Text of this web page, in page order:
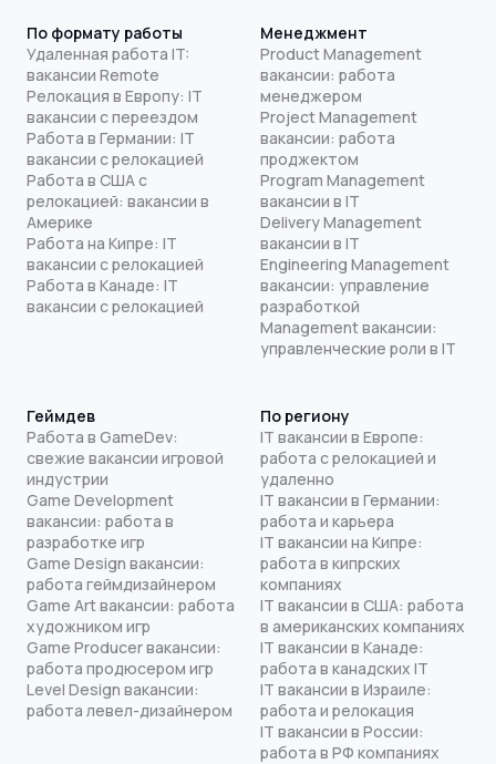
По формату работы
Удаленная работа IT:
вакансии Remote
Релокация в Европу: IT
вакансии с переездом
Работа в Германии: IT
вакансии с релокацией
Работа в США с
релокацией: вакансии в
Америке
Работа на Кипре: IT
вакансии с релокацией
Работа в Канаде: IT
вакансии с релокацией
Менеджмент
Product Management
вакансии: работа
менеджером
Project Management
вакансии: работа
проджектом
Program Management
вакансии в IT
Delivery Management
вакансии в IT
Engineering Management
вакансии: управление
разработкой
Management вакансии:
управленческие роли в IT
Геймдев
Работа в GameDev:
свежие вакансии игровой
индустрии
Game Development
вакансии: работа в
разработке игр
Game Design вакансии:
работа геймдизайнером
Game Art вакансии: работа
художником игр
Game Producer вакансии:
работа продюсером игр
Level Design вакансии:
работа левел-дизайнером
По региону
IT вакансии в Европе:
работа с релокацией и
удаленно
IT вакансии в Германии:
работа и карьера
IT вакансии на Кипре:
работа в кипрских
компаниях
IT вакансии в США: работа
в американских компаниях
IT вакансии в Канаде:
работа в канадских IT
IT вакансии в Израиле:
работа и релокация
IT вакансии в России:
работа в РФ компаниях